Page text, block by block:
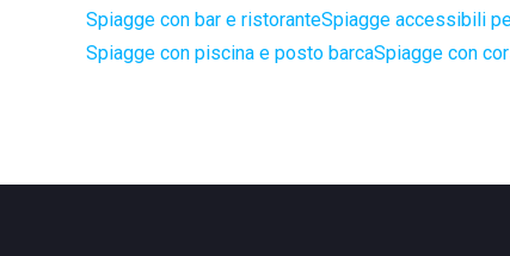
Spiagge con bar e ristoranteSpiagge accessibili
Spiagge con piscina e posto barcaSpiagge con